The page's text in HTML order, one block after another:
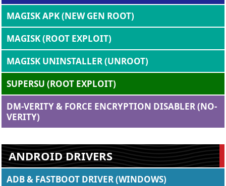
MAGISK APK (NEW GEN ROOT)
MAGISK (ROOT EXPLOIT)
MAGISK UNINSTALLER (UNROOT)
SUPERSU (ROOT EXPLOIT)
DM-VERITY & FORCE ENCRYPTION DISABLER (NO-
VERITY)
ANDROID DRIVERS
ADB & FASTBOOT DRIVER (WINDOWS)